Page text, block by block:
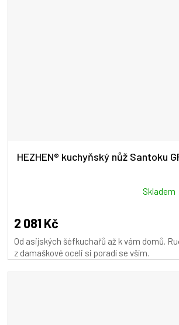
HEZHEN® kuchyňský nůž Santoku
produktu
je
5,0
z
Skladem
2 081 Kč
Od asijských šéfkuchařů až k vám domů.
z damaškové oceli si poradí se vším.